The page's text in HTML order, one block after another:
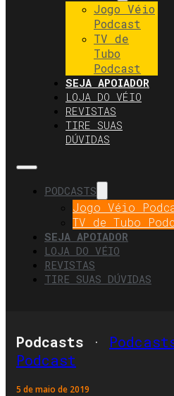
Jogo Véio
Podcast
TV de
Tubo
Podcast
SEJA APOIADOR
LOJA DO VÉIO
REVISTAS
TIRE SUAS
DÚVIDAS
PODCASTS
Jogo Véio
TV de Tubo
SEJA APOIADOR
LOJA DO VÉIO
REVISTAS
TIRE SUAS DÚVIDAS
Podcasts ·
Podcast
5 de maio de 2019